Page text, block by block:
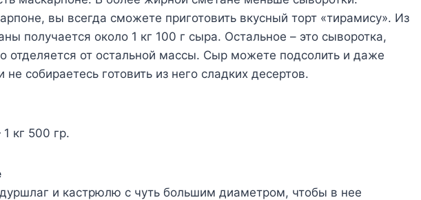
вы всегда сможете приготовить вкусный торт «тирамису». Из
получается около 1 кг 100 г сыра. Остальное – это сыворотка,
отделяется от остальной массы. Сыр можете подсолить и даже
не собираетесь готовить из него сладких десертов.
кг 500 гр.
дуршлаг и кастрюлю с чуть большим диаметром, чтобы в нее